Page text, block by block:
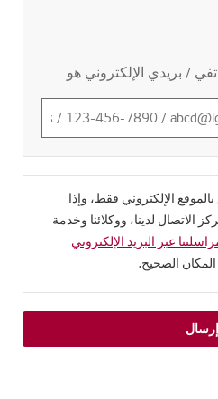
/ بريدي الإلكتروني هو
الإلكتروني فقط، وإذا
لدينا، ووكلائنا وخدمة
عبر البريد الإلكتروني
الصحيح.
إرسال